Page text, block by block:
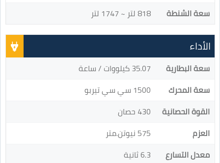
سعة الشنطة 818 لتر ~ 1747 لتر
الأداء
سعة البطارية
35.07 كيلووات / ساعة
سعة المحرك
1500 سي سي تيربو
القوة الحصانية
430 حصان
العزم
575 نيوتن.متر
معدل التسارع
6.3 ثانية